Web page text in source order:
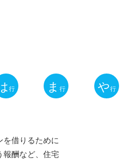
行 ま 行 や行
借りるために
酬など、住宅